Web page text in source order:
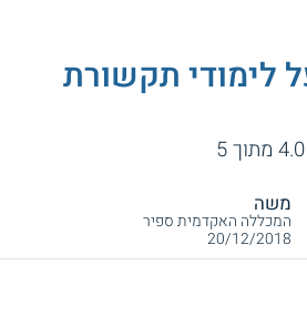
לימודי תקשורת
4.0 מתוך5
משה
המכללה האקדמית ספיר
20/12/2018